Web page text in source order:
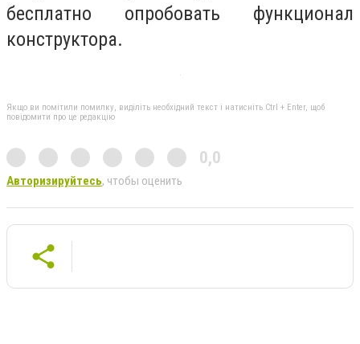
бесплатно опробовать функционал
конструктора.
Якщо ви помітили помилку, виділіть необхідний текст і натисніть Ctrl + Enter, щоб
повідомити про це редакцію
0,0
Авторизируйтесь, чтобы оценить